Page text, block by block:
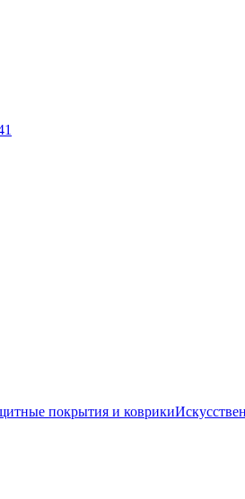
покрытия и коврики